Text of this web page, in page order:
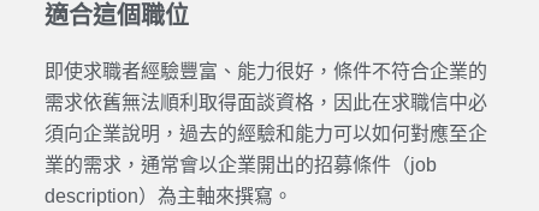
適合這個職位
即使求職者經驗豐富、能力很好，條件不符合企業的
需求依舊無法順利取得面談資格，因此在求職信中必
須向企業說明，過去的經驗和能力可以如何對應至企
業的需求，通常會以企業開出的招募條件（job
description）為主軸來撰寫。